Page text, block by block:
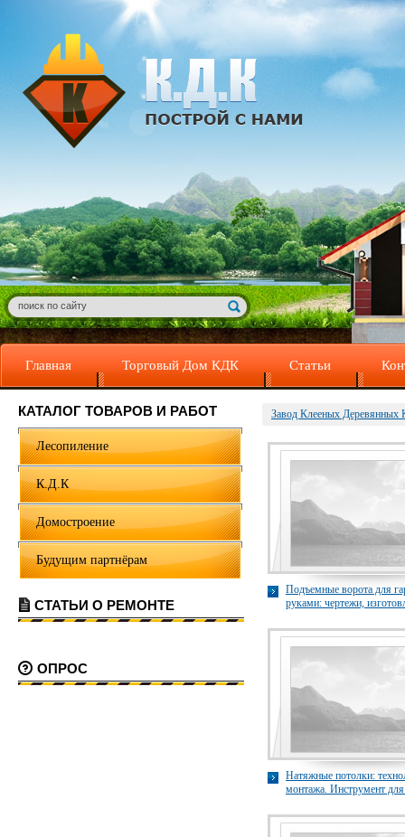
Главная Торговый Дом КДК Статьи
КАТАЛОГ ТОВАРОВ И РАБОТ
Лесопиление
К.Д.К
Домостроение
Будущим партнёрам
СТАТЬИ О РЕМОНТЕ
ОПРОС
Завод Клееных Деревянных
Подъемные ворота для
руками: чертежи,
Натяжные потолки:
монтажа. Инструмент